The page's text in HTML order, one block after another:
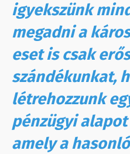
igyekszünk
megadni a
eset is csak
szándékunkat,
létrehozzunk
pénzügyi
amely a